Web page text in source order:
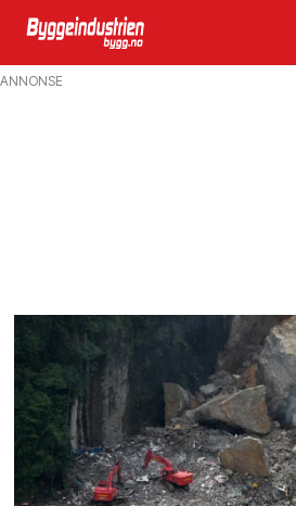
Emne:
ANNONSE